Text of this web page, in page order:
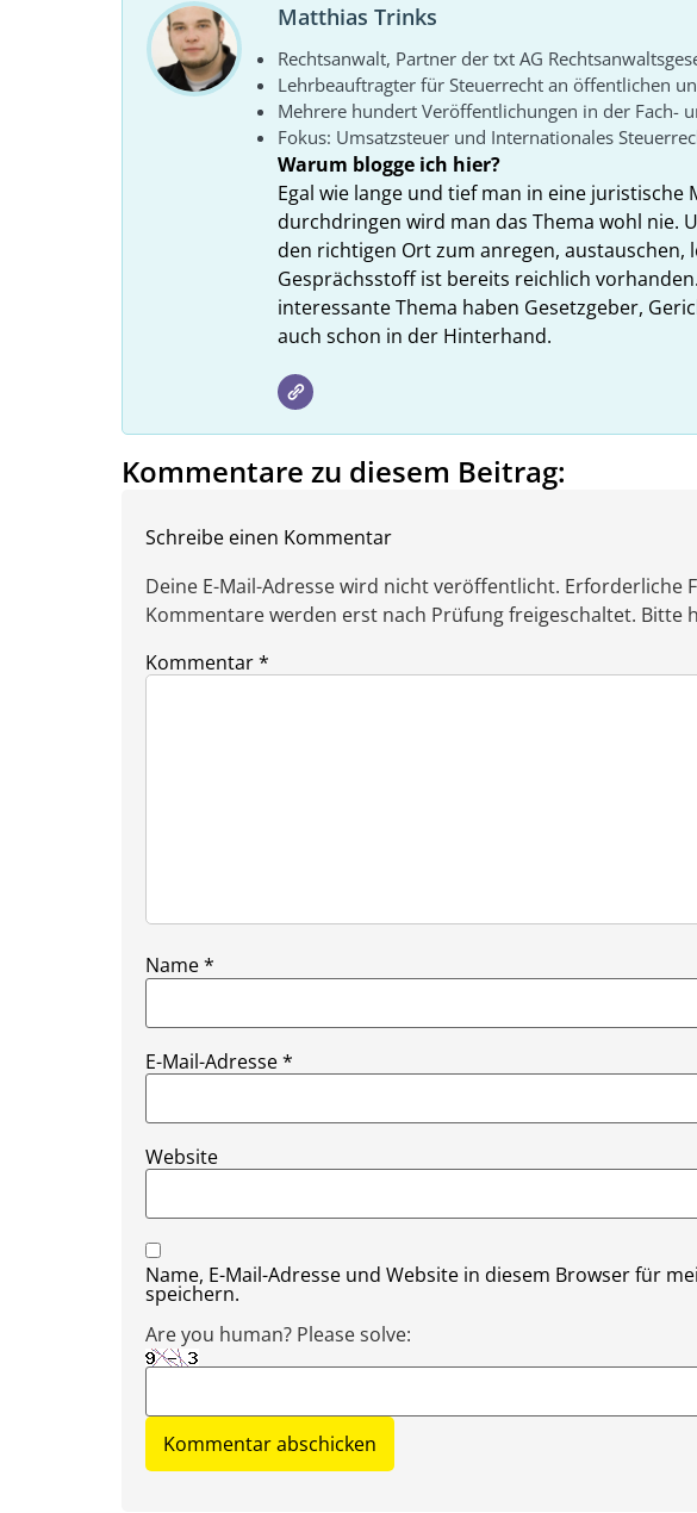
Matthias Trinks
Rechtsanwalt, Partner der txt AG
Lehrbeauftragter für Steuerrecht an öffentlichen
Mehrere hundert Veröffentlichungen in der Fach-
Fokus: Umsatzsteuer und Internationales
Warum blogge ich hier?
Egal wie lange und tief man in eine
durchdringen wird man das Thema wohl nie.
den richtigen Ort zum anregen,
Gesprächsstoff ist bereits reichlich
interessante Thema haben Gesetzgeber,
auch schon in der Hinterhand.
Kommentare zu diesem Beitrag:
Schreibe einen Kommentar
Deine E-Mail-Adresse wird nicht veröffentlicht. Erforderliche
Kommentare werden erst nach Prüfung freigeschaltet. Bitte
Kommentar*
Name*
E-Mail-Adresse*
Website
Name, E-Mail-Adresse und Website in diesem Browser für
speichern.
Are you human? Please solve: